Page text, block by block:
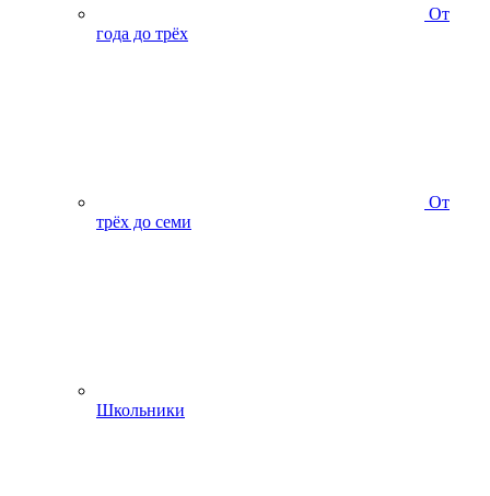
От
года до трёх
От
трёх до семи
Школьники